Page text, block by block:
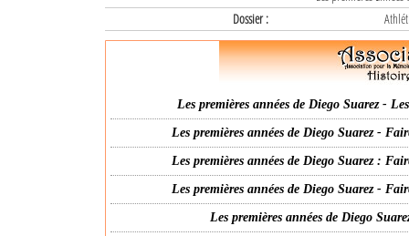
Dossier :
Les premières années de Diego Suarez -
Les premières années de Diego Suarez -
Les premières années de Diego Suarez :
Les premières années de Diego Suarez -
Les premières années de Diego